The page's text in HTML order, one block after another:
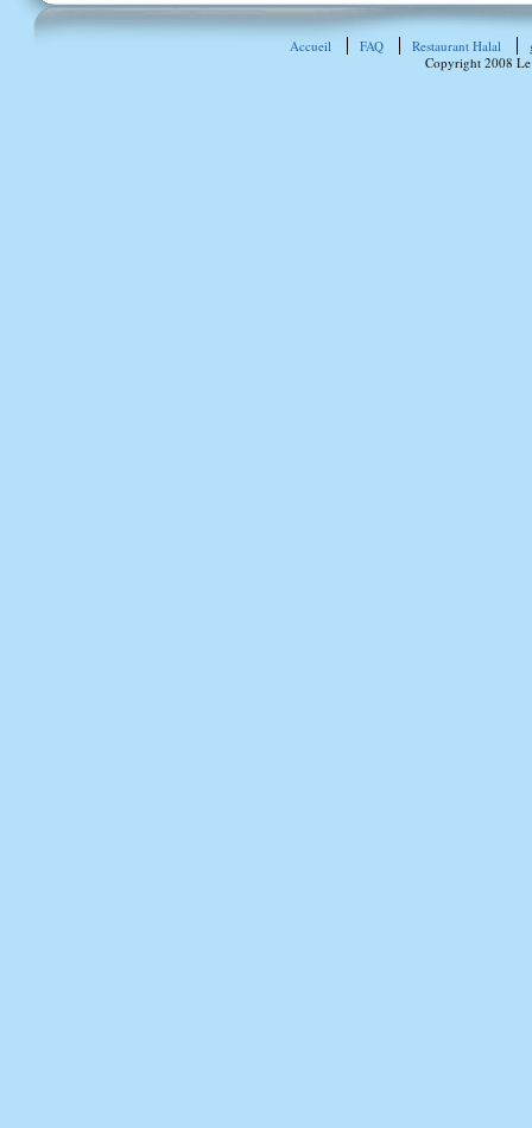
Accueil FAQ Restaurant Halal
Copyright 2008